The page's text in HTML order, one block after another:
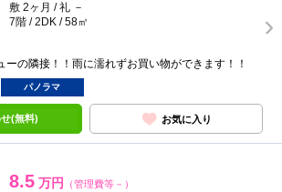
敷 2ヶ月 / 礼 －
7階 / 2DK / 58㎡
ーの隣接！！雨に濡れずお買い物ができます！！
パノラマ
(無料) お気に入り
8.5 万円 （管理費等－）